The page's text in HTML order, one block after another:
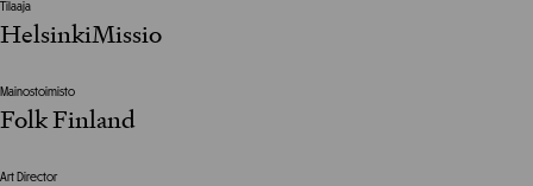
Tilaaja
HelsinkiMissio
Mainostoimisto
Folk Finland
Art Director